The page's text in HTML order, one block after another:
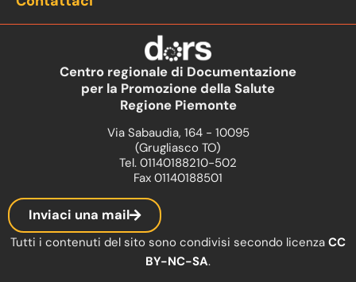
Centro regionale di Documentazione
per la Promozione della Salute
Regione Piemonte
Via Sabaudia, 164 - 10095
(Grugliasco TO)
Tel. 01140188210-502
Fax 01140188501
Inviaci una mail
Tutti i contenuti del sito sono condivisi secondo licenza CC
BY-NC-SA.